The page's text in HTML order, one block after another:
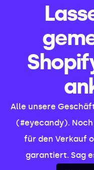
Alle unsere
(#eyecandy).
für den Verkauf
garantiert. Sag